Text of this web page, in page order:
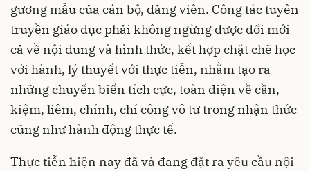
gương mẫu của cán bộ, đảng viên. Công tác tuyên
truyền giáo dục phải không ngừng được đổi mới
cả về nội dung và hình thức, kết hợp chặt chẽ học
với hành, lý thuyết với thực tiễn, nhằm tạo ra
những chuyển biến tích cực, toàn diện về cần,
kiệm, liêm, chính, chí công vô tư trong nhận thức
cũng như hành động thực tế.
Thực tiễn hiện nay đã và đang đặt ra yêu cầu nội